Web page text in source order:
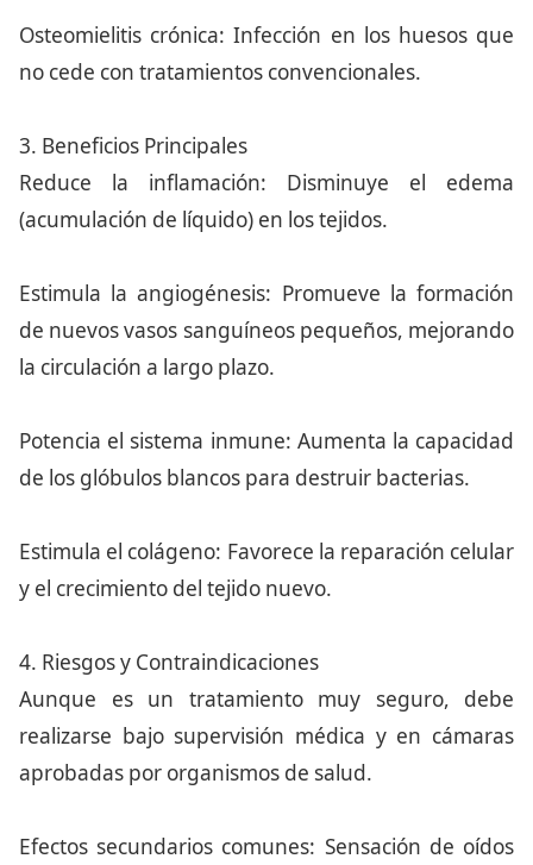
Osteomielitis crónica: Infección en los huesos que
no cede con tratamientos convencionales.
3. Beneficios Principales
Reduce la inflamación: Disminuye el edema
(acumulación de líquido) en los tejidos.
Estimula la angiogénesis: Promueve la formación
de nuevos vasos sanguíneos pequeños, mejorando
la circulación a largo plazo.
Potencia el sistema inmune: Aumenta la capacidad
de los glóbulos blancos para destruir bacterias.
Estimula el colágeno: Favorece la reparación celular
y el crecimiento del tejido nuevo.
4. Riesgos y Contraindicaciones
Aunque es un tratamiento muy seguro, debe
realizarse bajo supervisión médica y en cámaras
aprobadas por organismos de salud.
Efectos secundarios comunes: Sensación de oídos